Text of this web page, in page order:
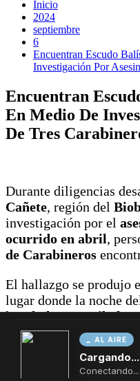
AL AIRE
Cargando...
Conectando...